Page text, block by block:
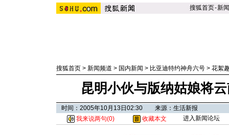
搜狐首页-新闻
搜狐首页 > 新闻频道 > 国内新闻 > 比亚迪特约神舟六号 > 花絮
昆明小伙与版纳姑娘将
时间：2005年10月13日02:30 来源：生活新报
我来说两句(0) 收藏本文 进入新闻论坛